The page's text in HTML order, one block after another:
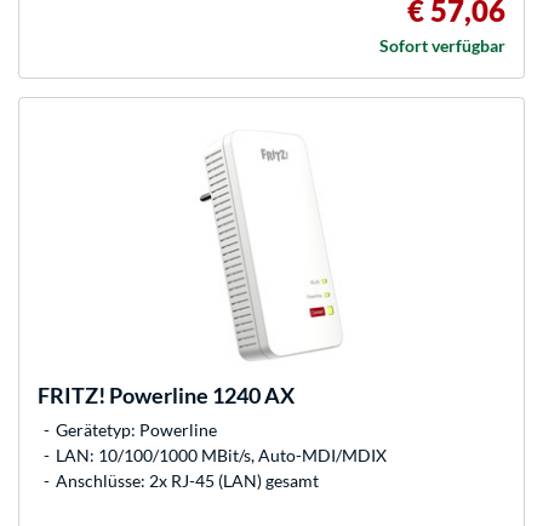
€ 57,06
Sofort verfügbar
FRITZ! Powerline 1240 AX
Gerätetyp: Powerline
LAN: 10/100/1000 MBit/s, Auto-MDI/MDIX
Anschlüsse: 2x RJ-45 (LAN) gesamt